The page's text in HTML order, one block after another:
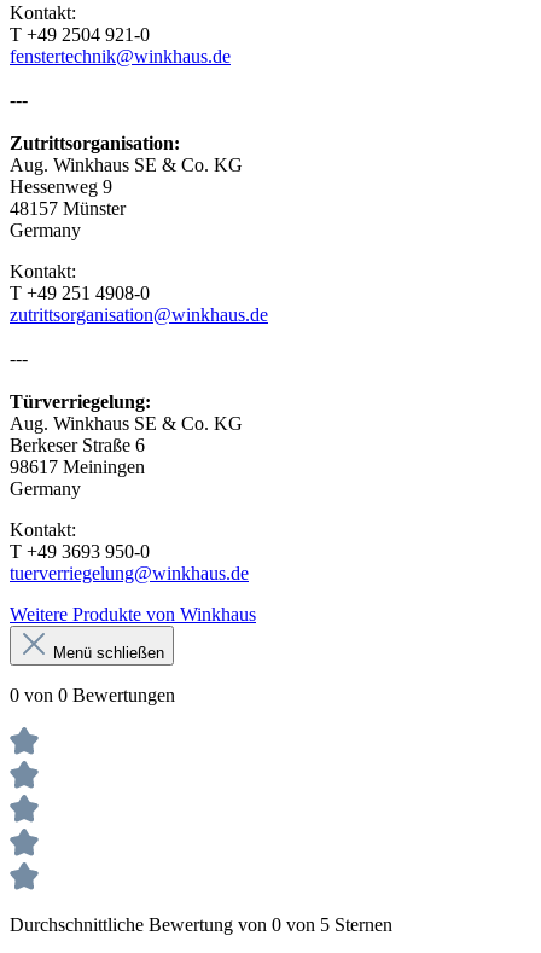
Kontakt:
T +49 2504 921-0
fenstertechnik@winkhaus.de
---
Zutrittsorganisation:
Aug. Winkhaus SE & Co. KG
Hessenweg 9
48157 Münster
Germany
Kontakt:
T +49 251 4908-0
zutrittsorganisation@winkhaus.de
---
Türverriegelung:
Aug. Winkhaus SE & Co. KG
Berkeser Straße 6
98617 Meiningen
Germany
Kontakt:
T +49 3693 950-0
tuerverriegelung@winkhaus.de
Weitere Produkte von Winkhaus
Menü schließen
0 von 0 Bewertungen
Durchschnittliche Bewertung von 0 von 5 Sternen